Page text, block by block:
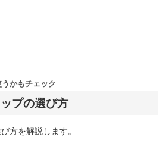
プの選び方
かもチェック
方を解説します。